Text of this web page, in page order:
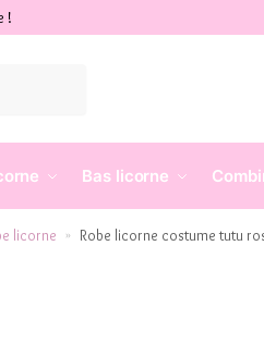
!
Bas licorne
licorne » Robe licorne costume tutu